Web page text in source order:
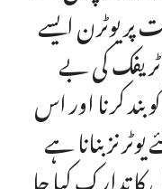
پر یوٹرن ایسے
کی بے
بند کرنا اور اس
بنانا ہے
تدارک کیا جا